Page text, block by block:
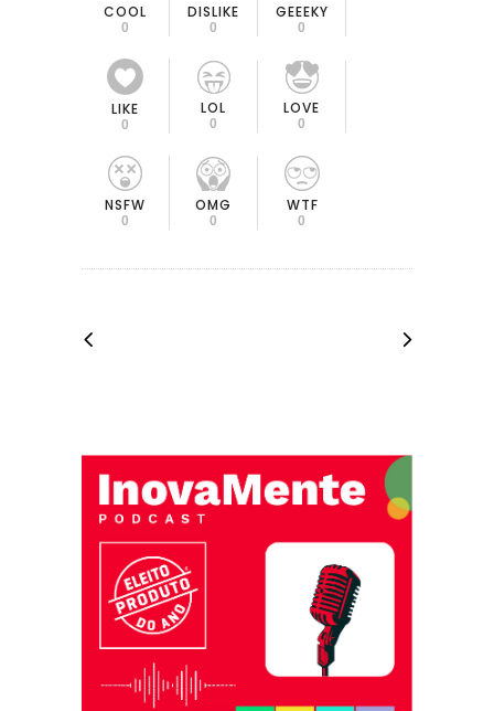
COOL
0
DISLIKE
0
GEEEKY
0
LIKE
0
LOL
0
LOVE
0
NSFW
0
OMG
0
WTF
0